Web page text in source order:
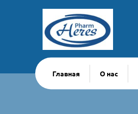
Главная О нас